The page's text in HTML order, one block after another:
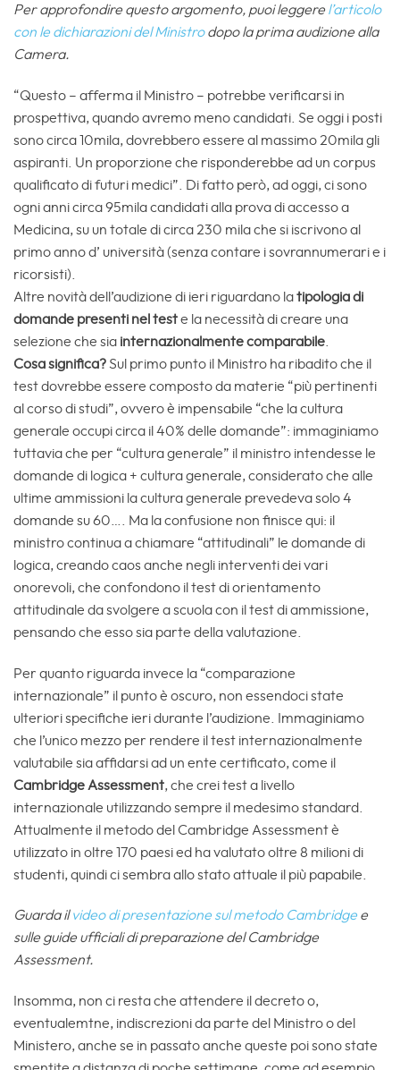
Per approfondire questo argomento, puoi leggere l’articolo
con le dichiarazioni del Ministrodopo la prima audizione alla
Camera.
“Questo – afferma il Ministro – potrebbe verificarsi in
prospettiva, quando avremo meno candidati. Se oggi i posti
sono circa 10mila, dovrebbero essere al massimo 20mila gli
aspiranti. Un proporzione che risponderebbe ad un corpus
qualificato di futuri medici”. Di fatto però, ad oggi, ci sono
ogni anni circa 95mila candidati alla prova di accesso a
Medicina, su un totale di circa 230 mila che si iscrivono al
primo anno d’ università (senza contare i sovrannumerari e i
ricorsisti).
Altre novità dell’audizione di ieri riguardano latipologia di
domande presenti nel teste la necessità di creare una
selezione che sia internazionalmente comparabile
Cosa significa?Sul primo punto il Ministro ha ribadito che il
test dovrebbe essere composto da materie “più pertinenti
al corso di studi”, ovvero è impensabile “che la cultura
generale occupi circa il 40% delle domande”: immaginiamo
tuttavia che per “cultura generale” il ministro intendesse le
domande di logica + cultura generale, considerato che alle
ultime ammissioni la cultura generale prevedeva solo 4
domande su 60…. Ma la confusione non finisce qui: il
ministro continua a chiamare “attitudinali” le domande di
logica, creando caos anche negli interventi dei vari
onorevoli, che confondono il test di orientamento
attitudinale da svolgere a scuola con il test di ammissione,
pensando che esso sia parte della valutazione.
Per quanto riguarda invece la “comparazione
internazionale” il punto è oscuro, non essendoci state
ulteriori specifiche ieri durante l’audizione. Immaginiamo
che l’unico mezzo per rendere il test internazionalmente
valutabile sia affidarsi ad un ente certificato, come il
Cambridge Assessment, che crei test a livello
internazionale utilizzando sempre il medesimo standard.
Attualmente il metodo del Cambridge Assessment è
utilizzato in oltre 170 paesi ed ha valutato oltre 8 milioni di
studenti, quindi ci sembra allo stato attuale il più papabile.
Guarda ilvideo di presentazione sul metodo Cambridge e
sulle guide ufficiali di preparazione del Cambridge
Assessment.
Insomma, non ci resta che attendere il decreto o,
eventualemtne, indiscrezioni da parte del Ministro o del
Ministero, anche se in passato anche queste poi sono state